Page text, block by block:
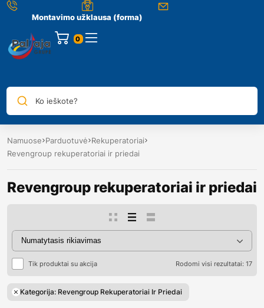
Montavimo užklausa (forma)
0
Ko ieškote?
Namuose Parduotuvė Rekuperatoriai
Revengroup rekuperatoriai ir priedai
Revengroup rekuperatoriai ir priedai
Tik produktai su akcija Rodomi visi rezultatai: 17
Kategorija: Revengroup Rekuperatoriai Ir Priedai